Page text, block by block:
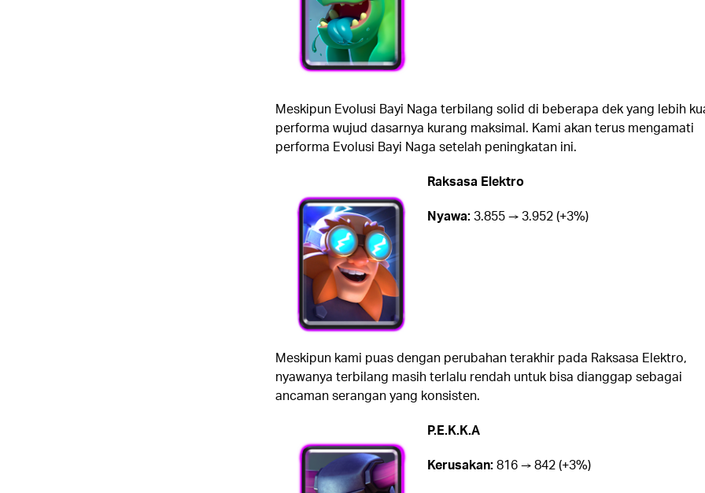
Meskipun Evolusi Bayi Naga terbilang solid di beberapa dek yang lebih
performa wujud dasarnya kurang maksimal. Kami akan terus mengamati
performa Evolusi Bayi Naga setelah peningkatan ini.
Raksasa Elektro
Nyawa:3.855 → 3.952 (+3%)
Meskipun kami puas dengan perubahan terakhir pada Raksasa Elektro,
nyawanya terbilang masih terlalu rendah untuk bisa dianggap sebagai
ancaman serangan yang konsisten.
P.E.K.K.A
Kerusakan:816 → 842 (+3%)